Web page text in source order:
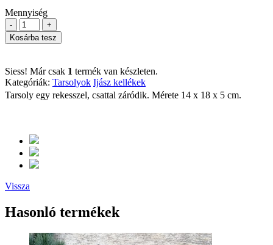
Mennyiség
-
+
Kosárba tesz
Siess! Már csak 1 termék van készleten.
Kategóriák: Tarsolyok Ijász kellékek
Tarsoly egy rekesszel, csattal záródik. Mérete 14 x 18 x 5 cm.
Vissza
Hasonló termékek